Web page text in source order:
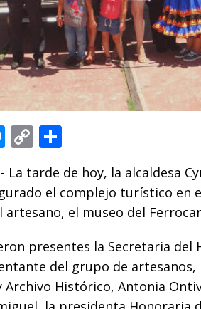
M
ss
e
n
g
e
r
C
p
y
Li
n
k
o
m
p
ar
ti
r
La tarde de hoy, la alcaldesa
el complejo turístico en
artesano, el museo del
presentes la Secretaria del
del grupo de artesanos,
Archivo Histórico, Antonia